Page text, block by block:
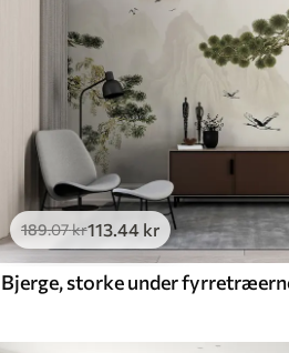
189.07kr113.44 kr
Bjerge, storke under